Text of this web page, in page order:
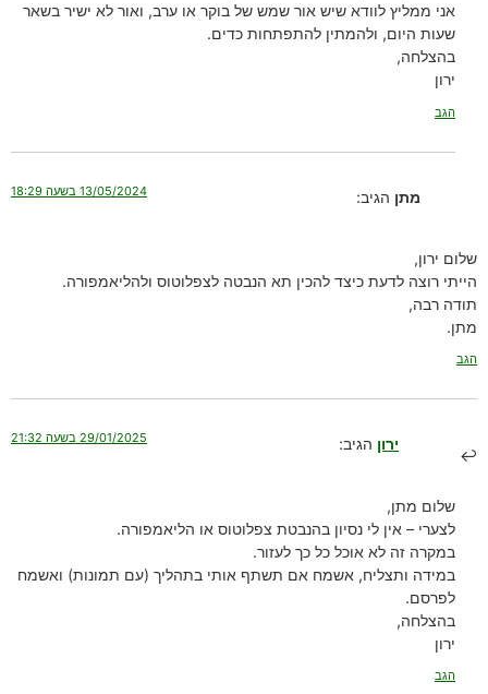
אני ממליץ לוודא שיש אור שמש של בוקר או ערב, ואור לא ישיר בשאר
שעות היום, ולהמתין להתפתחות כדים.
בהצלחה,
ירון
הגב
מתן הגיב: 13/05/2024 בשעה 18:29
שלום ירון,
הייתי רוצה לדעת כיצד להכין תא הנבטה לצפלוטוס ולהליאמפורה.
תודה רבה,
מתן.
הגב
ירון הגיב: 29/01/2025 בשעה 21:32
שלום מתן,
לצערי – אין לי נסיון בהנבטת צפלוטוס או הליאמפורה.
במקרה זה לא אוכל כל כך לעזור.
במידה ותצליח, אשמח אם תשתף אותי בתהליך (עם תמונות) ואשמח
לפרסם.
בהצלחה,
ירון
הגב